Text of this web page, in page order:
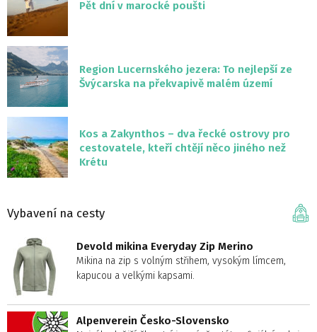
Pět dní v marocké poušti
Region Lucernského jezera: To nejlepší ze
Švýcarska na překvapivě malém území
Kos a Zakynthos – dva řecké ostrovy pro
cestovatele, kteří chtějí něco jiného než
Krétu
Vybavení na cesty
Devold mikina Everyday Zip Merino
Mikina na zip s volným střihem, vysokým límcem,
kapucou a velkými kapsami.
Alpenverein Česko-Slovensko